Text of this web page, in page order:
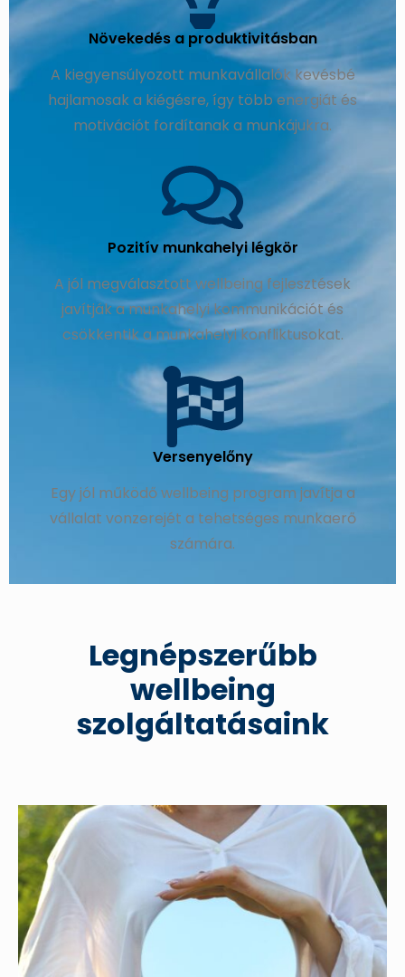
Növekedés a produktivitásban
A kiegyensúlyozott munkavállalók kevésbé
hajlamosak a kiégésre, így több energiát és
motivációt fordítanak a munkájukra.
Pozitív munkahelyi légkör
A jól megválasztott wellbeing fejlesztések
javítják a munkahelyi kommunikációt és
csökkentik a munkahelyi konfliktusokat.
Versenyelőny
Egy jól működő wellbeing program javítja a
vállalat vonzerejét a tehetséges munkaerő
számára.
Legnépszerűbb
wellbeing
szolgáltatásaink